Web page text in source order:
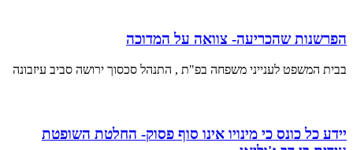
הפרשנות שהכריעה- צוואה על המדוכה
בבית המשפט לענייני משפחה בפ"ת , התנהל סכסוך ירושה סביב עיזבונה
יידע כל כונס כי מינויו אינו סוף פסוק- החלטת השופטת